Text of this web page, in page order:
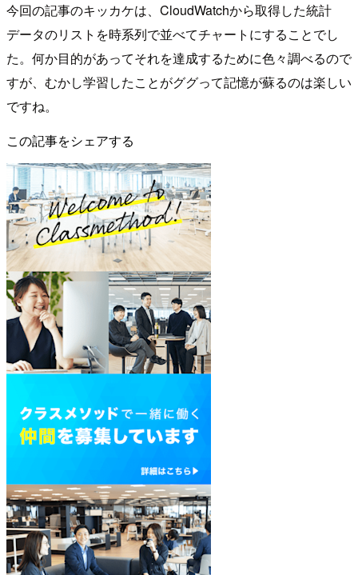
今回の記事のキッカケは、CloudWatchから取得した統計
データのリストを時系列で並べてチャートにすることでし
た。何か目的があってそれを達成するために色々調べるので
すが、むかし学習したことがググって記憶が蘇るのは楽しい
ですね。
この記事をシェアする